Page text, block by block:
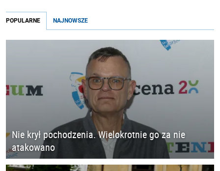
POPULARNE NAJNOWSZE
Nie krył pochodzenia. Wielokrotnie go za nie
atakowano